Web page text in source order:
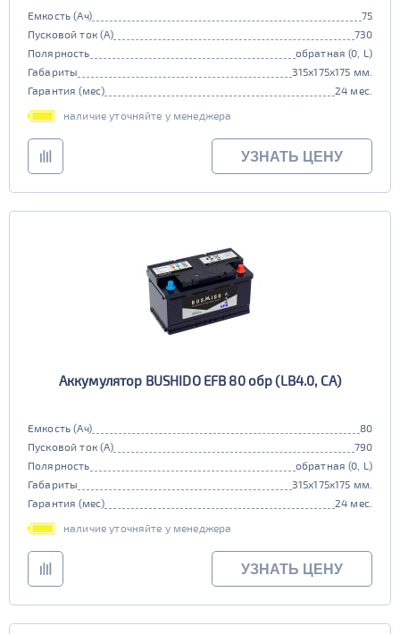
Емкость (Ач)
75
Пусковой ток (А)
730
Полярность
обратная (0, L)
Габариты
315x175x175 мм.
Гарантия (мес)
24 мес.
наличие уточняйте у менеджера
УЗНАТЬ ЦЕНУ
Аккумулятор BUSHIDO EFB 80 обр (LB4.0, CA)
Емкость (Ач)
80
Пусковой ток (А)
790
Полярность
обратная (0, L)
Габариты
315x175x175 мм.
Гарантия (мес)
24 мес.
наличие уточняйте у менеджера
УЗНАТЬ ЦЕНУ